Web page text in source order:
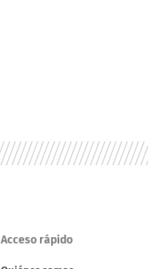
Acceso rápido